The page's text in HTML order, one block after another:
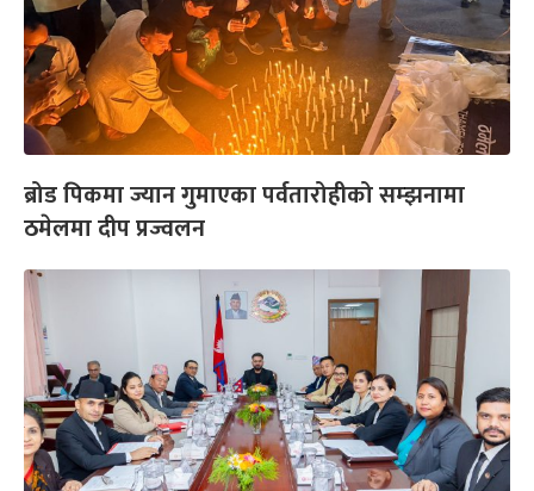
ब्रोड पिकमा ज्यान गुमाएका पर्वतारोहीको सम्झनामा
ठमेलमा दीप प्रज्वलन